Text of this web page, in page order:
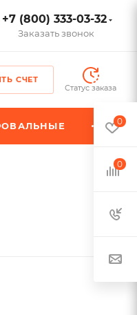
+7 (800) 333-03-32
Заказать звонок
СЧЕТ
Статус заказа
0
0